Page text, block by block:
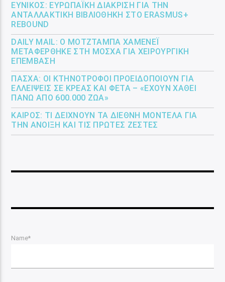
ΕΎΝΙΚΟΣ: ΕΥΡΩΠΑΪΚΉ ΔΙΆΚΡΙΣΗ ΓΙΑ ΤΗΝ
ΑΝΤΑΛΛΑΚΤΙΚΉ ΒΙΒΛΙΟΘΉΚΗ ΣΤΟ ERASMUS+
REBOUND
DAILY MAIL: Ο ΜΟΤΖΤΆΜΠΑ ΧΑΜΕΝΕΪ́
ΜΕΤΑΦΈΡΘΗΚΕ ΣΤΗ ΜΌΣΧΑ ΓΙΑ ΧΕΙΡΟΥΡΓΙΚΉ
ΕΠΈΜΒΑΣΗ
ΠΆΣΧΑ: ΟΙ ΚΤΗΝΟΤΡΌΦΟΙ ΠΡΟΕΙΔΟΠΟΙΟΎΝ ΓΙΑ
ΕΛΛΕΊΨΕΙΣ ΣΕ ΚΡΈΑΣ ΚΑΙ ΦΈΤΑ – «ΈΧΟΥΝ ΧΑΘΕΊ
ΠΆΝΩ ΑΠΌ 600.000 ΖΏΑ»
ΚΑΙΡΌΣ: ΤΙ ΔΕΊΧΝΟΥΝ ΤΑ ΔΙΕΘΝΉ ΜΟΝΤΈΛΑ ΓΙΑ
ΤΗΝ ΆΝΟΙΞΗ ΚΑΙ ΤΙΣ ΠΡΏΤΕΣ ΖΈΣΤΕΣ
Name*